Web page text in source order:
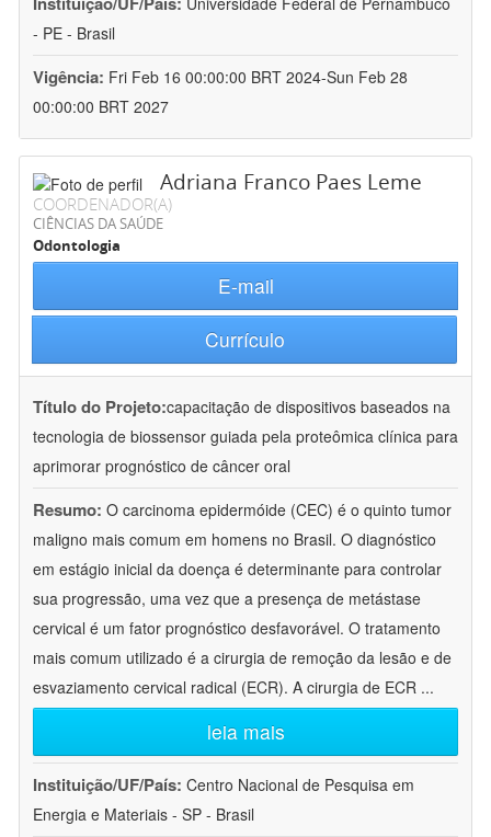
- PE - Brasil
Vigência: Fri Feb 16 00:00:00 BRT 2024-Sun Feb 28
00:00:00 BRT 2027
Adriana Franco Paes Leme
COORDENADOR(A)
CIÊNCIAS DA SAÚDE
Odontologia
E-mail
Currículo
Título do Projeto:capacitação de dispositivos baseados na
tecnologia de biossensor guiada pela proteômica clínica para
aprimorar prognóstico de câncer oral
Resumo: O carcinoma epidermóide (CEC) é o quinto tumor
maligno mais comum em homens no Brasil. O diagnóstico
em estágio inicial da doença é determinante para controlar
sua progressão, uma vez que a presença de metástase
cervical é um fator prognóstico desfavorável. O tratamento
mais comum utilizado é a cirurgia de remoção da lesão e de
esvaziamento cervical radical (ECR). A cirurgia de ECR ...
leia mais
Instituição/UF/País: Centro Nacional de Pesquisa em
Energia e Materiais - SP - Brasil